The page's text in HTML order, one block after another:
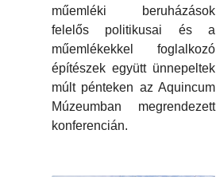
műemléki beruházások
felelős politikusai és a
műemlékekkel foglalkozó
építészek együtt ünnepeltek
múlt pénteken az Aquincum
Múzeumban megrendezett
konferencián.